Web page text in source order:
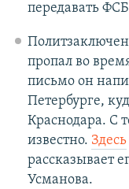
передавать
пропал во
письмо он
Петербурге,
Краснодара. С
известно. Здесь
рассказывает
Усманова.